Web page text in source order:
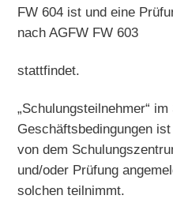
FW 604 ist und eine
nach AGFW FW 603
stattfindet.
„Schulungsteilnehmer“
Geschäftsbedingungen
von dem
und/oder Prüfung
solchen teilnimmt.